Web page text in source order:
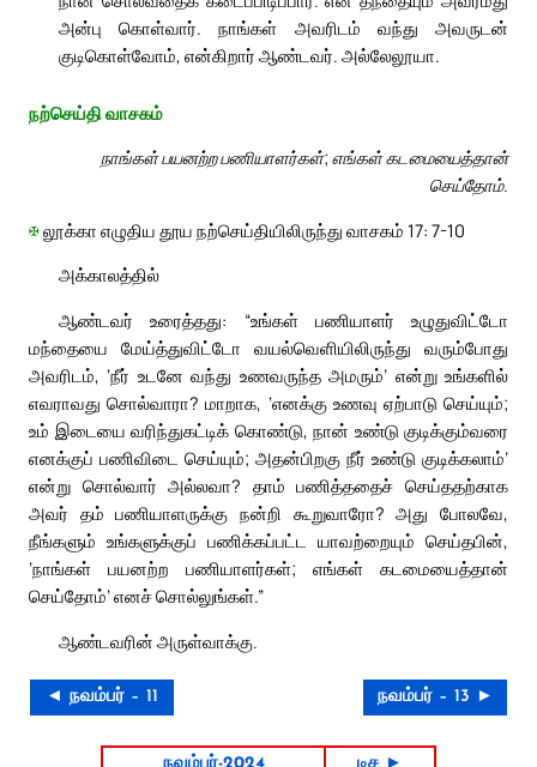
அன்பு கொள்வார். நாங்கள் அவரிடம் வந்து அவருடன்
குடிகொள்வோம், என்கிறார் ஆண்டவர். அல்லேலூயா.
நற்செய்தி வாசகம்
நாங்கள் பயனற்ற பணியாளர்கள்; எங்கள் கடமையைத்தான்
செய்தோம்.
✠லூக்கா எழுதிய தூய நற்செய்தியிலிருந்து வாசகம் 17: 7-10
அக்காலத்தில்
ஆண்டவர் உரைத்தது: “உங்கள் பணியாளர் உழுதுவிட்டோ
மந்தையை மேய்த்துவிட்டோ வயல்வெளியிலிருந்து வரும்போது
அவரிடம், ‘நீர் உடனே வந்து உணவருந்த அமரும்’ என்று உங்களில்
எவராவது சொல்வாரா? மாறாக, ‘எனக்கு உணவு ஏற்பாடு செய்யும்;
உம் இடையை வரிந்துகட்டிக் கொண்டு, நான் உண்டு குடிக்கும்வரை
எனக்குப் பணிவிடை செய்யும்; அதன்பிறகு நீர் உண்டு குடிக்கலாம்’
என்று சொல்வார் அல்லவா? தாம் பணித்ததைச் செய்ததற்காக
அவர் தம் பணியாளருக்கு நன்றி கூறுவாரோ? அது போலவே,
நீங்களும் உங்களுக்குப் பணிக்கப்பட்ட யாவற்றையும் செய்தபின்,
‘நாங்கள் பயனற்ற பணியாளர்கள்; எங்கள் கடமையைத்தான்
செய்தோம்’ எனச் சொல்லுங்கள்.”
ஆண்டவரின் அருள்வாக்கு.
◄ நவம்பர் – 11 நவம்பர் – 13 ►